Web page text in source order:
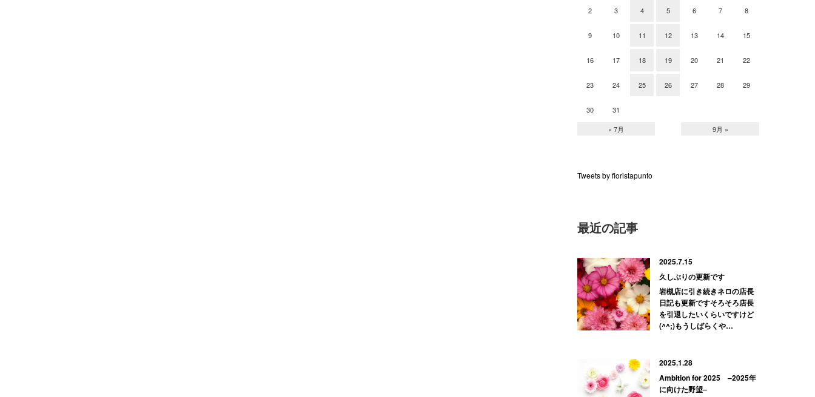
2 3 4 5 6 7 8
9 10 11 12 13 14 15
16 17 18 19 20 21 22
23 24 25 26 27 28 29
30
31
« 7月
9月 »
Tweets by fioristapunto
最近の記事
2025.7.15
久しぶりの更新です
岩槻店に引き続きネロの店長
日記も更新ですそろそろ店長
を引退したいくらいですけど
(^^;)もうしばらくや…
2025.1.28
Ambition for 2025 –2025年
に向けた野望–